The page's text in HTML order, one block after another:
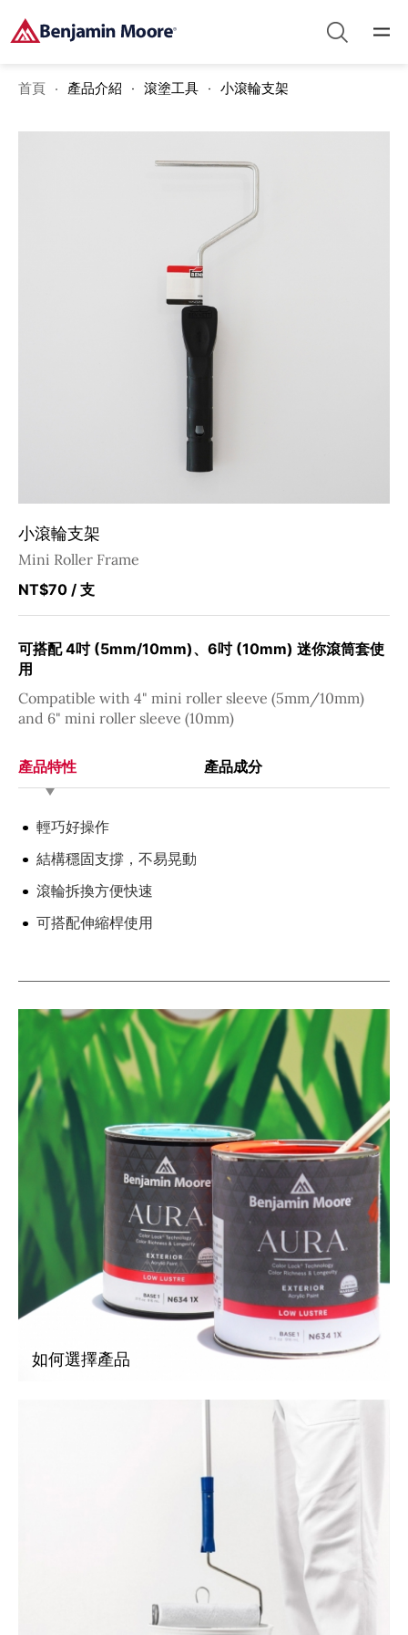
首頁 產品介紹 滾塗工具 小滾輪支架
小滾輪支架
Mini Roller Frame
NT$70 / 支
可搭配 4吋 (5mm/10mm)、6吋 (10mm) 迷你滾筒套使
用
Compatible with 4" mini roller sleeve (5mm/10mm)
and 6" mini roller sleeve (10mm)
產品特性 產品成分
輕巧好操作
結構穩固支撐，不易晃動
滾輪拆換方便快速
可搭配伸縮桿使用
如何選擇產品